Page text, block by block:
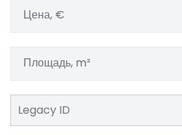
Цена, €
Площадь, m²